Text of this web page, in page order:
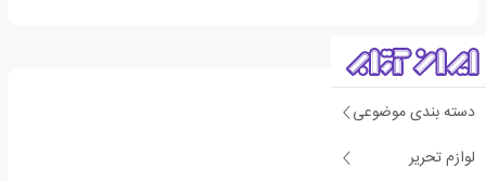
دسته بندی موضوعی
لوازم تحریر
درباره عمر العقاد